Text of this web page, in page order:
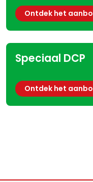
Ontdek het
Speciaal DCP
Ontdek het